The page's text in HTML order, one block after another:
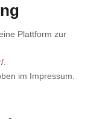
Platt­form zur
.
im Impres­sum.